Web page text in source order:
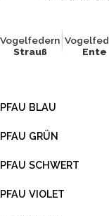
Vogelfedern
Strauß
Vogelfed
Ente
PFAU BLAU
PFAU GRÜN
PFAU SCHWERT
PFAU VIOLET